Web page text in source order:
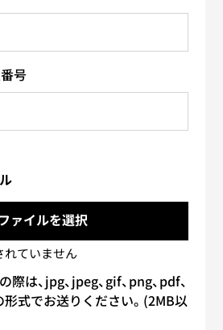
号
ファイルを選択
は、jpg、jpeg、gif、png、pdf、
式でお送りください。(2MB以